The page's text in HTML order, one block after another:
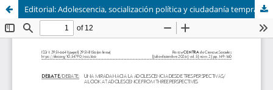
Editorial: Adolescencia, socialización política y ciudadanía temprana